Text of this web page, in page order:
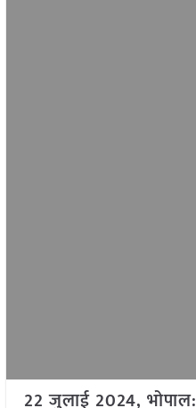
22 जुलाई 2024, भोपाल: